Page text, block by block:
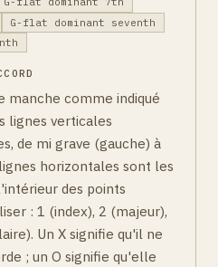
G-flat dominant seventh
manche comme indiqué
lignes verticales
de mi grave (gauche) à
horizontales sont les
des points
: 1 (index), 2 (majeur),
Un X signifie qu'il ne
; un O signifie qu'elle